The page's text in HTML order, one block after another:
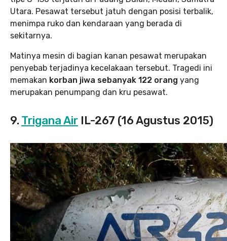
Utara. Pesawat tersebut jatuh dengan posisi terbalik,
menimpa ruko dan kendaraan yang berada di
sekitarnya.
Matinya mesin di bagian kanan pesawat merupakan
penyebab terjadinya kecelakaan tersebut. Tragedi ini
memakan korban jiwa sebanyak 122 orang yang
merupakan penumpang dan kru pesawat.
9. Trigana Air IL-267 (16 Agustus 2015)